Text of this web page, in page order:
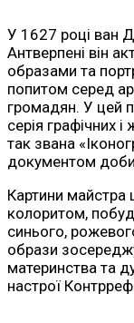
У 1627 році ван
Антверпені він
образами та
попитом серед
громадян. У цей
серія графічних
так звана
документом
Картини майстра
колоритом,
синього,
образи
материнства та
настрої